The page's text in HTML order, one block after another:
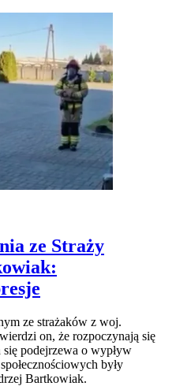
ze Straży
ze strażaków z woj.
on, że rozpoczynają się
podejrzewa o wypływ
były
Bartkowiak.